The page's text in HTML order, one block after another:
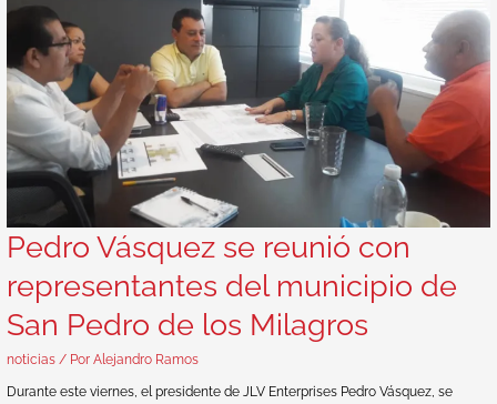
Pedro Vásquez se reunió con
representantes del municipio de
San Pedro de los Milagros
noticias / PorAlejandro Ramos
Durante este viernes, el presidente de JLV Enterprises Pedro Vásquez, se